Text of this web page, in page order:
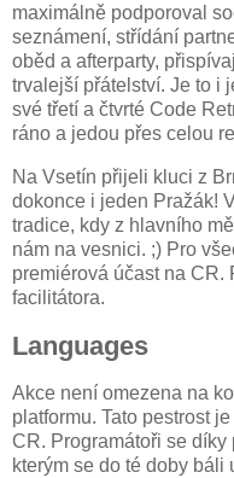
maximálně podporoval
seznámení, střídání
oběd a afterparty,
trvalejší přátelství. Je to i
své třetí a čtvrté Code
ráno a jedou přes celou
Na Vsetín přijeli kluci z
dokonce i jeden Pražák!
tradice, kdy z hlavního
nám na vesnici. ;) Pro
premiérová účast na CR.
facilitátora.
Languages
Akce není omezena na
platformu. Tato pestrost
CR. Programátoři se
kterým se do té doby